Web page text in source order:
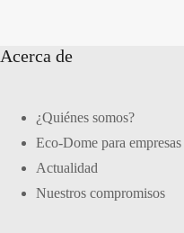
Acerca de
¿Quiénes somos?
Eco-Dome para empresas
Actualidad
Nuestros compromisos